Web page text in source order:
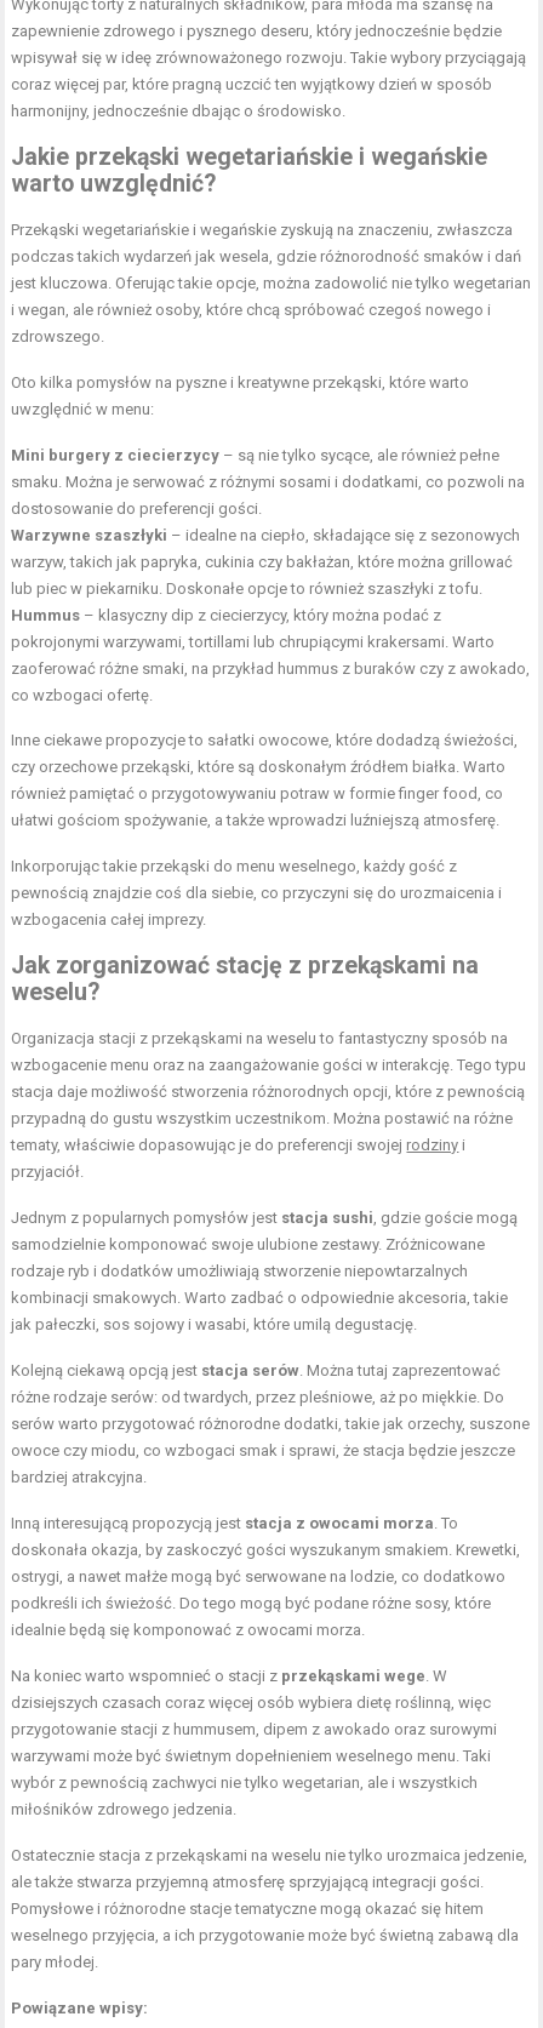
Wykonując torty z naturalnych składników, para młoda ma szansę na
zapewnienie zdrowego i pysznego deseru, który jednocześnie będzie
wpisywał się w ideę zrównoważonego rozwoju. Takie wybory przyciągają
coraz więcej par, które pragną uczcić ten wyjątkowy dzień w sposób
harmonijny, jednocześnie dbając o środowisko.
Jakie przekąski wegetariańskie i wegańskie
warto uwzględnić?
Przekąski wegetariańskie i wegańskie zyskują na znaczeniu, zwłaszcza
podczas takich wydarzeń jak wesela, gdzie różnorodność smaków i dań
jest kluczowa. Oferując takie opcje, można zadowolić nie tylko wegetarian
i wegan, ale również osoby, które chcą spróbować czegoś nowego i
zdrowszego.
Oto kilka pomysłów na pyszne i kreatywne przekąski, które warto
uwzględnić w menu:
Mini burgery z ciecierzycy – są nie tylko sycące, ale również pełne
smaku. Można je serwować z różnymi sosami i dodatkami, co pozwoli na
dostosowanie do preferencji gości.
Warzywne szaszłyki – idealne na ciepło, składające się z sezonowych
warzyw, takich jak papryka, cukinia czy bakłażan, które można grillować
lub piec w piekarniku. Doskonałe opcje to również szaszłyki z tofu.
Hummus – klasyczny dip z ciecierzycy, który można podać z
pokrojonymi warzywami, tortillami lub chrupiącymi krakersami. Warto
zaoferować różne smaki, na przykład hummus z buraków czy z awokado,
co wzbogaci ofertę.
Inne ciekawe propozycje to sałatki owocowe, które dodadzą świeżości,
czy orzechowe przekąski, które są doskonałym źródłem białka. Warto
również pamiętać o przygotowywaniu potraw w formie finger food, co
ułatwi gościom spożywanie, a także wprowadzi luźniejszą atmosferę.
Inkorporując takie przekąski do menu weselnego, każdy gość z
pewnością znajdzie coś dla siebie, co przyczyni się do urozmaicenia i
wzbogacenia całej imprezy.
Jak zorganizować stację z przekąskami na
weselu?
Organizacja stacji z przekąskami na weselu to fantastyczny sposób na
wzbogacenie menu oraz na zaangażowanie gości w interakcję. Tego typu
stacja daje możliwość stworzenia różnorodnych opcji, które z pewnością
przypadną do gustu wszystkim uczestnikom. Można postawić na różne
tematy, właściwie dopasowując je do preferencji swojej rodziny i
przyjaciół.
Jednym z popularnych pomysłów jest stacja sushi , gdzie goście mogą
samodzielnie komponować swoje ulubione zestawy. Zróżnicowane
rodzaje ryb i dodatków umożliwiają stworzenie niepowtarzalnych
kombinacji smakowych. Warto zadbać o odpowiednie akcesoria, takie
jak pałeczki, sos sojowy i wasabi, które umilą degustację.
Kolejną ciekawą opcją jest stacja serów . Można tutaj zaprezentować
różne rodzaje serów: od twardych, przez pleśniowe, aż po miękkie. Do
serów warto przygotować różnorodne dodatki, takie jak orzechy, suszone
owoce czy miodu, co wzbogaci smak i sprawi, że stacja będzie jeszcze
bardziej atrakcyjna.
Inną interesującą propozycją jest stacja z owocami morza . To
doskonała okazja, by zaskoczyć gości wyszukanym smakiem. Krewetki,
ostrygi, a nawet małże mogą być serwowane na lodzie, co dodatkowo
podkreśli ich świeżość. Do tego mogą być podane różne sosy, które
idealnie będą się komponować z owocami morza.
Na koniec warto wspomnieć o stacji z przekąskami wege . W
dzisiejszych czasach coraz więcej osób wybiera dietę roślinną, więc
przygotowanie stacji z hummusem, dipem z awokado oraz surowymi
warzywami może być świetnym dopełnieniem weselnego menu. Taki
wybór z pewnością zachwyci nie tylko wegetarian, ale i wszystkich
miłośników zdrowego jedzenia.
Ostatecznie stacja z przekąskami na weselu nie tylko urozmaica jedzenie,
ale także stwarza przyjemną atmosferę sprzyjającą integracji gości.
Pomysłowe i różnorodne stacje tematyczne mogą okazać się hitem
weselnego przyjęcia, a ich przygotowanie może być świetną zabawą dla
pary młodej.
Powiązane wpisy: